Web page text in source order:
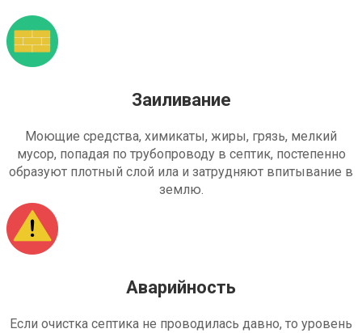
Заиливание
Моющие средства, химикаты, жиры, грязь, мелкий
мусор, попадая по трубопроводу в септик, постепенно
образуют плотный слой ила и затрудняют впитывание в
землю.
Аварийность
Если очистка септика не проводилась давно, то уровень